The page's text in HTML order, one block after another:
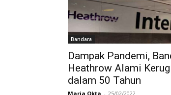
Bandara
Dampak Pandemi,
Heathrow Alami
dalam 50 Tahun
Maria Okta - 25/02/2022